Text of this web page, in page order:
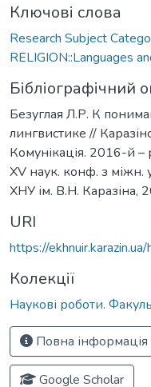
Ключові слова
Research Subject
RELIGION::Languages
Бібліографічний
Безуглая Л.Р. К
лингвистике //
Комунікація. 2016-й –
ХV наук. конф. з міжн.
ХНУ ім. В.Н. Каразіна,
URI
https://
Колекції
Наукові роботи.
Повна
Google Scholar